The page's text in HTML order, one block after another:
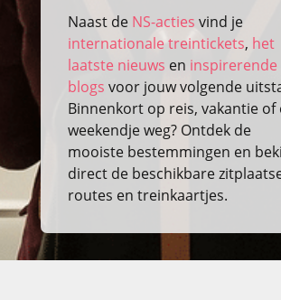
Naast de NS-acties vind je
internationale treintickets, het
laatste nieuws en inspirerende
blogs voor jouw volgende
Binnenkort op reis, vakantie of
weekendje weg? Ontdek de
mooiste bestemmingen en
direct de beschikbare
routes en treinkaartjes.